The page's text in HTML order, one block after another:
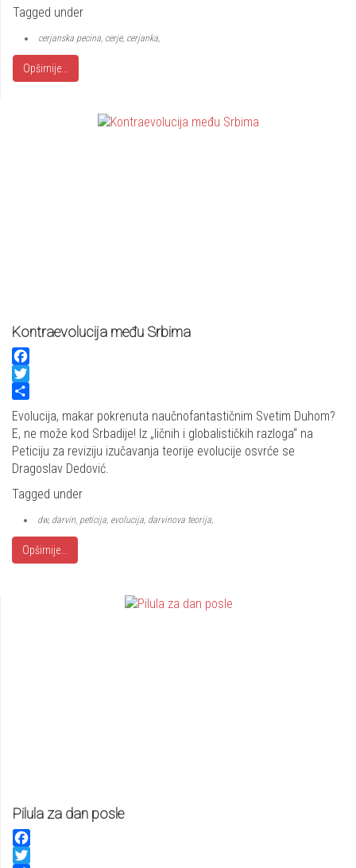
Tagged under
cerjanska pecina, cerje, cerjanka,
Opširnije...
Kontraevolucija među Srbima
Facebook
Twitter
Share
Evolucija, makar pokrenuta naučnofantastičnim Svetim Duhom?
E, ne može kod Srbadije! Iz „ličnih i globalističkih razloga“ na
Peticiju za reviziju izučavanja teorije evolucije osvrće se
Dragoslav Dedović.
Tagged under
dw, darvin, peticija, evolucija, darvinova teorija,
Opširnije...
Pilula za dan posle
Facebook